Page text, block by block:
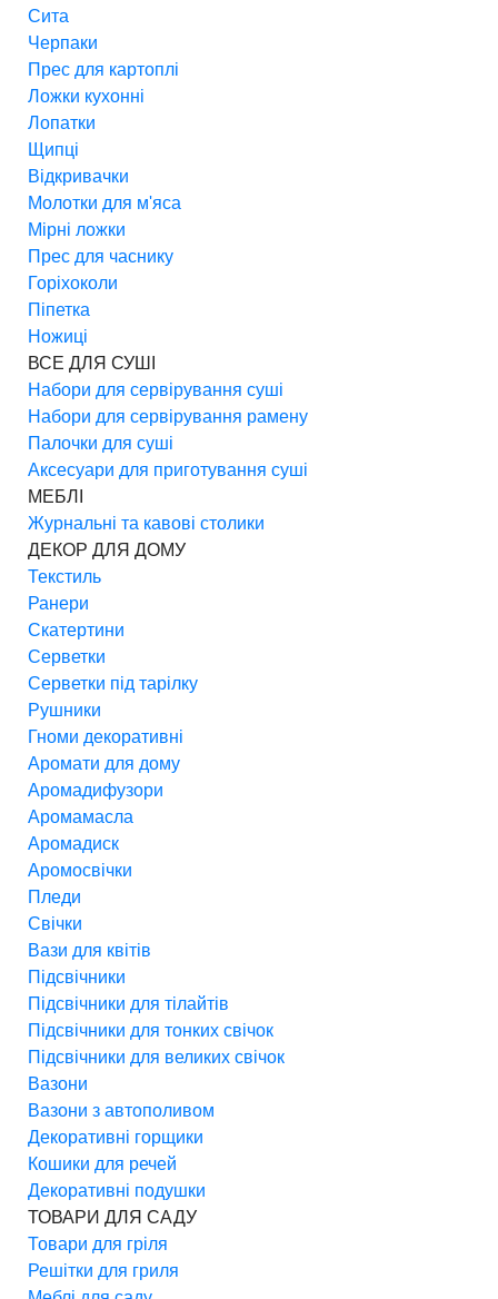
Сита
Черпаки
Прес для картоплі
Ложки кухонні
Лопатки
Щипці
Відкривачки
Молотки для м'яса
Мірні ложки
Прес для часнику
Горіхоколи
Піпетка
Ножиці
ВСЕ ДЛЯ СУШІ
Набори для сервірування суші
Набори для сервірування рамену
Палочки для суші
Аксесуари для приготування суші
МЕБЛІ
Журнальні та кавові столики
ДЕКОР ДЛЯ ДОМУ
Текстиль
Ранери
Скатертини
Серветки
Серветки під тарілку
Рушники
Гноми декоративні
Аромати для дому
Аромадифузори
Аромамасла
Аромадиск
Аромосвічки
Пледи
Свічки
Вази для квітів
Підсвічники
Підсвічники для тілайтів
Підсвічники для тонких свічок
Підсвічники для великих свічок
Вазони
Вазони з автополивом
Декоративні горщики
Кошики для речей
Декоративні подушки
ТОВАРИ ДЛЯ САДУ
Товари для гріля
Решітки для гриля